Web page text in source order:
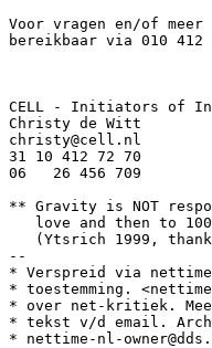
Voor vragen en/of
bereikbaar via 010
CELL - Initiators of
Christy de Witt
christy@cell.nl
31 10 412 72 70
06   26 456 709
** Gravity is NOT
love and then to
(Ytsrich 1999,
--
* Verspreid via
* toestemming.
* over net-kritiek.
* tekst v/d email.
* nettime-nl-